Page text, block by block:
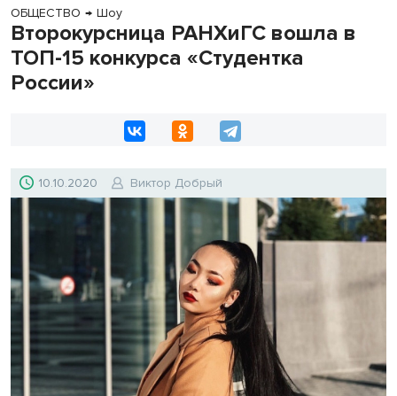
ОБЩЕСТВО → Шоу
Второкурсница РАНХиГС вошла в
ТОП-15 конкурса «Студентка
России»
10.10.2020 Виктор Добрый